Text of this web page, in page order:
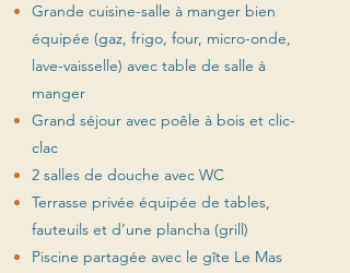
Grande cuisine-salle à manger bien
équipée (gaz, frigo, four, micro-onde,
lave-vaisselle) avec table de salle à
manger
Grand séjour avec poêle à bois et clic-
clac
2 salles de douche avec WC
Terrasse privée équipée de tables,
fauteuils et d’une plancha (grill)
Piscine partagée avec le gîte Le Mas